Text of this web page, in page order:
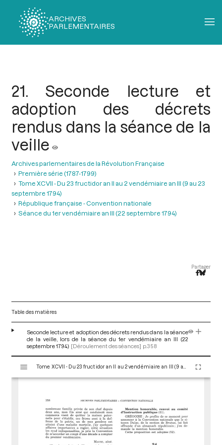
ARCHIVES
PARLEMENTAIRES
21. Seconde lecture et
adoption des décrets
rendus dans la séance de la
veille
Archives parlementaires de la Révolution Française
Première série (1787-1799)
Tome XCVII - Du 23 fructidor an II au 2 vendémiaire an III (9 au 23
septembre 1794)
République française - Convention nationale
Séance du 1er vendémiaire an III (22 septembre 1794)
Partager
Table des matières
Seconde lecture et adoption des décrets rendus dans la séance
de la veille, lors de la séance du 1er vendémiaire an III (22
septembre 1794) [Déroulement des séances] p.358
s